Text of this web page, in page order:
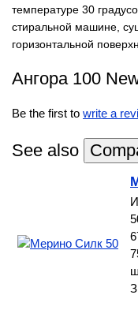
температуре 30
стиральной машине,
горизонтальной
Ангора 100
Be the first to write a
See also